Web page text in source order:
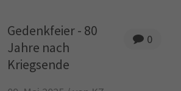
ligula eget dolor. Aenean massa.
penatibus et magnis dis
nascetur ridiculus mus. Donec
0
Gedenkfeier - 80
Jahre nach
Kriegsende